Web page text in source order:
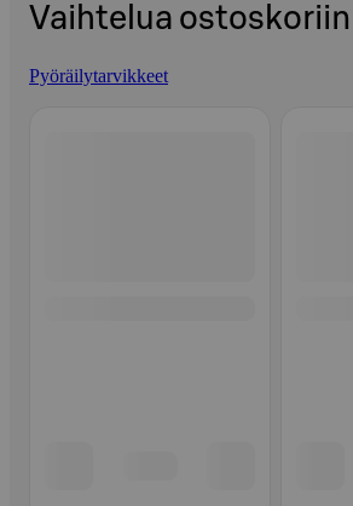
Vaihtelua ostoskoriin
Pyöräilytarvikkeet